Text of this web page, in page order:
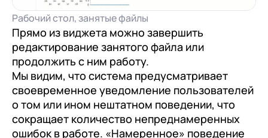
Рабочий стол, занятые файлы
Прямо из виджета можно завершить
редактирование занятого файла или
продолжить с ним работу.
Мы видим, что система предусматривает
своевременное уведомление пользователей
о том или ином нештатном поведении, что
сокращает количество непреднамеренных
ошибок в работе. «Намеренное» поведение